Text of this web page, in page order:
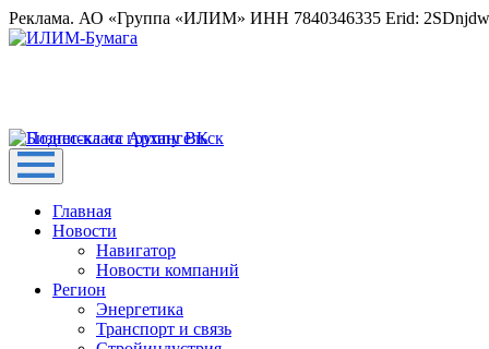
Реклама. АО «Группа «ИЛИМ» ИНН 7840346335 Erid:
Главная
Новости
Навигатор
Новости компаний
Регион
Энергетика
Транспорт и связь